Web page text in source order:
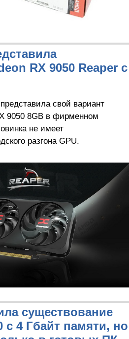
RX 9050 Reaper с
свой вариант
9050 8GB в фирменном
не имеет
разгона GPU.
существование
с 4 Гбайт памяти, но